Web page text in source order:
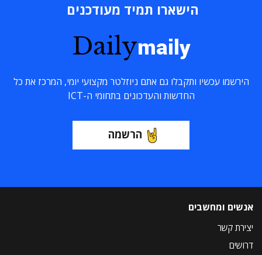
הישארו תמיד מעודכנים
Dailymaily
הירשמו עכשיו ותקבלו גם אתם ניוזלטר מקצועי יומי, המרכז את כל
החדשות והעדכונים בתחומי ה-ICT
הרשמה
אנשים ומחשבים
יצירת קשר
דרושים